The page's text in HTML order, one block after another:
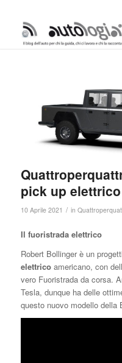
pick up elettrico
10 Aprile 2021 / in
Il fuoristrada elettrico
Robert Bollinger è un
elettrico americano, con
vero Fuoristrada da corsa.
Tesla, dunque ha delle
questo nuovo modello della